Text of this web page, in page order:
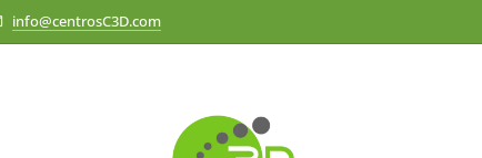
info@centrosC3D.com